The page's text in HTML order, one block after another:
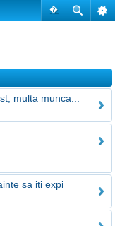
�
multa munca...
sa iti expi